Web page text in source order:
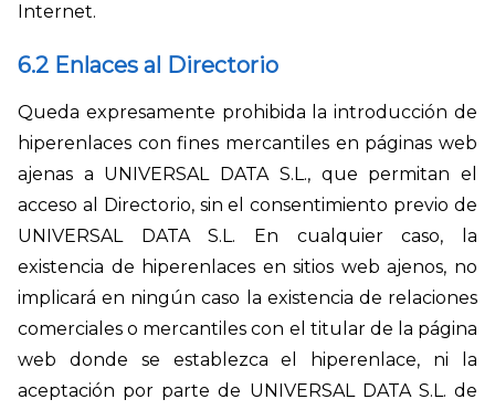
Internet.
6.2 Enlaces al Directorio
Queda expresamente prohibida la introducción de
hiperenlaces con fines mercantiles en páginas web
ajenas a UNIVERSAL DATA S.L., que permitan el
acceso al Directorio, sin el consentimiento previo de
UNIVERSAL DATA S.L. En cualquier caso, la
existencia de hiperenlaces en sitios web ajenos, no
implicará en ningún caso la existencia de relaciones
comerciales o mercantiles con el titular de la página
web donde se establezca el hiperenlace, ni la
aceptación por parte de UNIVERSAL DATA S.L. de